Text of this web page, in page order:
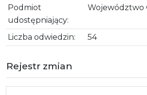
Podmiot
udostępniający:
Województwo
Liczba odwiedzin: 54
Rejestr zmian